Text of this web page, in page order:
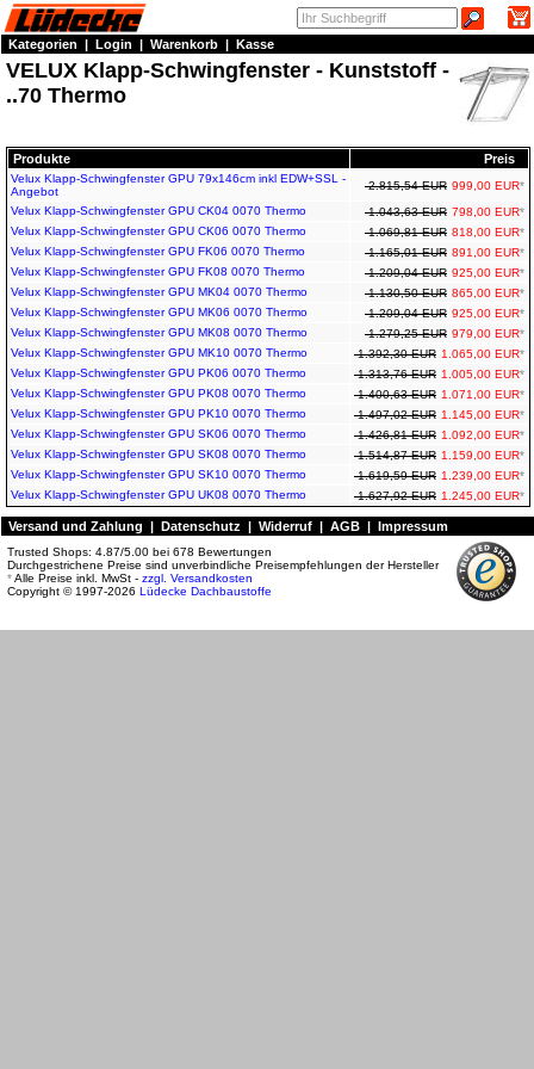
Kategorien | Login | Warenkorb | Kasse
VELUX Klapp-Schwingfenster - Kunststoff -
..70 Thermo
Produkte Preis
Velux Klapp-Schwingfenster GPU 79x146cm inkl EDW+SSL -
Angebot
2.815,54 EUR 999,00 EUR*
Velux Klapp-Schwingfenster GPU CK04 0070 Thermo
1.043,63 EUR 798,00 EUR*
Velux Klapp-Schwingfenster GPU CK06 0070 Thermo
1.069,81 EUR 818,00 EUR*
Velux Klapp-Schwingfenster GPU FK06 0070 Thermo
1.165,01 EUR 891,00 EUR*
Velux Klapp-Schwingfenster GPU FK08 0070 Thermo
1.209,04 EUR 925,00 EUR*
Velux Klapp-Schwingfenster GPU MK04 0070 Thermo
1.130,50 EUR 865,00 EUR*
Velux Klapp-Schwingfenster GPU MK06 0070 Thermo
1.209,04 EUR 925,00 EUR*
Velux Klapp-Schwingfenster GPU MK08 0070 Thermo
1.279,25 EUR 979,00 EUR*
Velux Klapp-Schwingfenster GPU MK10 0070 Thermo
1.392,30 EUR 1.065,00 EUR*
Velux Klapp-Schwingfenster GPU PK06 0070 Thermo
1.313,76 EUR 1.005,00 EUR*
Velux Klapp-Schwingfenster GPU PK08 0070 Thermo
1.400,63 EUR 1.071,00 EUR*
Velux Klapp-Schwingfenster GPU PK10 0070 Thermo
1.497,02 EUR 1.145,00 EUR*
Velux Klapp-Schwingfenster GPU SK06 0070 Thermo
1.426,81 EUR 1.092,00 EUR*
Velux Klapp-Schwingfenster GPU SK08 0070 Thermo
1.514,87 EUR 1.159,00 EUR*
Velux Klapp-Schwingfenster GPU SK10 0070 Thermo
1.619,59 EUR 1.239,00 EUR*
Velux Klapp-Schwingfenster GPU UK08 0070 Thermo
1.627,92 EUR 1.245,00 EUR*
Versand und Zahlung | Datenschutz | Widerruf | AGB | Impressum
Trusted Shops: 4.87/5.00 bei 678 Bewertungen
Durchgestrichene Preise sind unverbindliche Preisempfehlungen der Hersteller
*Alle Preise inkl. MwSt - zzgl. Versandkosten
Copyright © 1997-2026 Lüdecke Dachbaustoffe